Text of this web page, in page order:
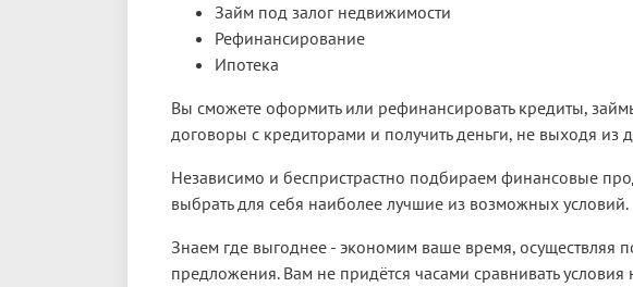
Займ под залог недвижимости
Рефинансирование
Ипотека
Вы сможете оформить или рефинансировать кредиты,
договоры с кредиторами и получить деньги, не выходя из
Независимо и беспристрастно подбираем финансовые
выбрать для себя наиболее лучшие из возможных условий.
Знаем где выгоднее - экономим ваше время, осуществляя
предложения. Вам не придётся часами сравнивать условия